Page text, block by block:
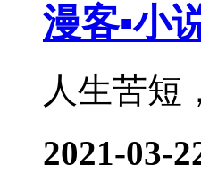
漫客▪小
人生苦短
2021-03-